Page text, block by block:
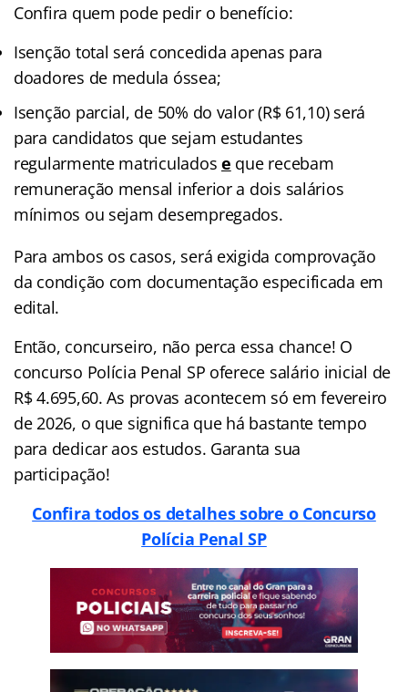
Confira quem pode pedir o benefício:
Isenção total será concedida apenas para
doadores de medula óssea;
Isenção parcial, de 50% do valor (R$ 61,10) será
para candidatos que sejam estudantes
regularmente matriculados e que recebam
remuneração mensal inferior a dois salários
mínimos ou sejam desempregados.
Para ambos os casos, será exigida comprovação
da condição com documentação especificada em
edital.
Então, concurseiro, não perca essa chance! O
concurso Polícia Penal SP oferece salário inicial de
R$ 4.695,60. As provas acontecem só em fevereiro
de 2026, o que significa que há bastante tempo
para dedicar aos estudos. Garanta sua
participação!
Confira todos os detalhes sobre o Concurso
Polícia Penal SP